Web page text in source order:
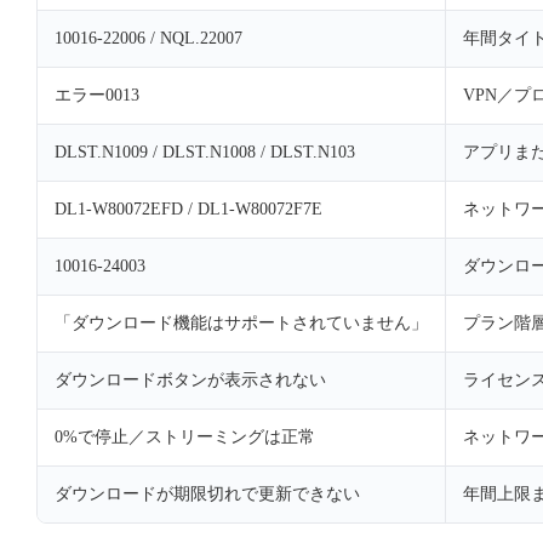
10016-22006 / NQL.22007 年間タイ
エラー0013 VPN／プ
DLST.N1009 / DLST.N1008 / DLST.N103 アプリま
DL1-W80072EFD / DL1-W80072F7E ネットワ
10016-24003 ダウンロ
「ダウンロード機能はサポートされていません」 プラン階
ダウンロードボタンが表示されない ライセン
0%で停止／ストリーミングは正常 ネットワ
ダウンロードが期限切れで更新できない 年間上限